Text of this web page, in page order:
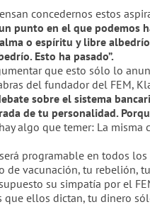
concedernos estos
punto en el que podemos
o espíritu y libre
Esto ha pasado”.
que esto sólo lo
del fundador del FEM,
sobre el sistema
de tu personalidad.
algo que temer: La
programable en todos
de vacunación, tu rebelión,
su simpatía por el
ellos dictan, tu dinero